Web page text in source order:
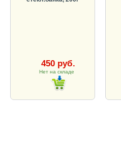
450 руб.
Нет на складе